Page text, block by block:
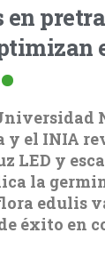
en
el INIA
LED y
la
edulis
éxito en